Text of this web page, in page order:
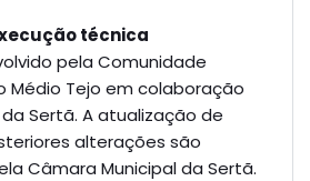
técnica
pela Comunidade
Médio Tejo em colaboração
Sertã. A atualização de
alterações são
Câmara Municipal da Sertã.